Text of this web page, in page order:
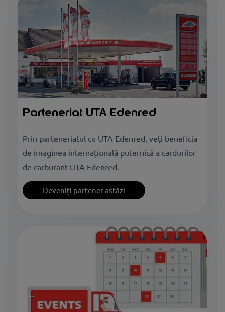
Parteneriat UTA Edenred
Prin parteneriatul cu UTA Edenred, veți beneficia
de imaginea internațională puternică a cardurilor
de carburant UTA Edenred.
Deveniți partener astăzi